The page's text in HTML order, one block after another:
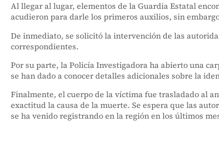
Al llegar al lugar, elementos de la Guardia Estatal
acudieron para darle los primeros auxilios, sin
De inmediato, se solicitó la intervención de las
correspondientes.
Por su parte, la Policía Investigadora ha abierto una
se han dado a conocer detalles adicionales sobre la
Finalmente, el cuerpo de la víctima fue trasladado al
exactitud la causa de la muerte. Se espera que las
se ha venido registrando en la región en los últimos